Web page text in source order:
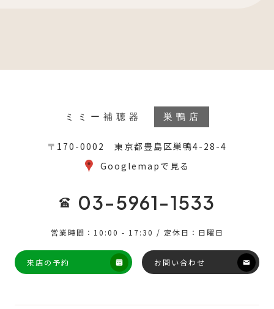
ミミー補聴器 巣鴨店
〒170-0002 東京都豊島区巣鴨4-28-4
Googlemapで見る
03-5961-1533
営業時間：10:00 - 17:30 / 定休日：日曜日
来店の予約 お問い合わせ